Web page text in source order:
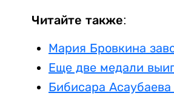
Читайте также:
Мария Бровкина
Еще две медали
Бибисара